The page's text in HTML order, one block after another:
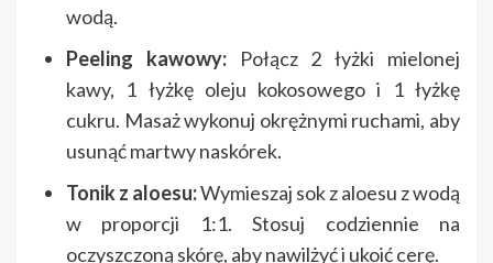
wodą.
Peeling kawowy:Połącz 2 łyżki mielonej
kawy, 1 łyżkę oleju kokosowego i 1 łyżkę
cukru. Masaż wykonuj okrężnymi ruchami, aby
usunąć martwy naskórek.
Tonik z aloesu:Wymieszaj sok z aloesu z wodą
w proporcji 1:1. Stosuj codziennie na
oczyszczoną skórę, aby nawilżyć i ukoić cerę.